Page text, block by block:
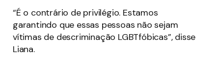
“É o contrário de privilégio. Estamos
garantindo que essas pessoas não sejam
vítimas de descriminação LGBTfóbicas”, disse
Liana.